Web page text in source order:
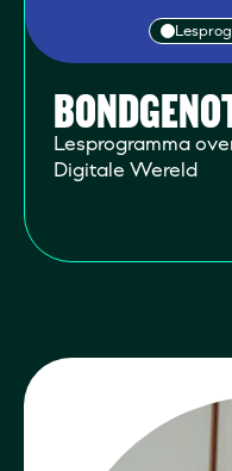
Lesprogramma
Digitale Wereld